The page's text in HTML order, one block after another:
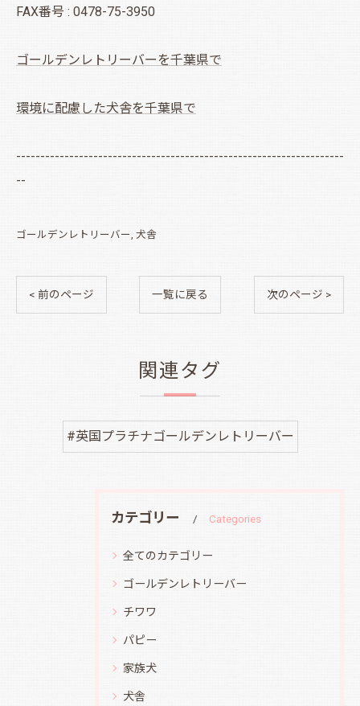
FAX番号 : 0478-75-3950
ゴールデンレトリーバーを千葉県で
環境に配慮した犬舎を千葉県で
--------------------------------------------------------------------
--
ゴールデンレトリーバー 犬舎
< 前のページ 一覧に戻る 次のページ >
関連タグ
#英国プラチナゴールデンレトリーバー
カテゴリー Categories
全てのカテゴリー
ゴールデンレトリーバー
チワワ
パピー
家族犬
犬舎